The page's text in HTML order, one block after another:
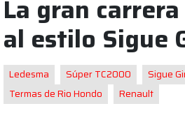
La gran
al estilo Sigue
Ledesma Súper TC2000 Sigue
Termas de Rio Hondo
Renault